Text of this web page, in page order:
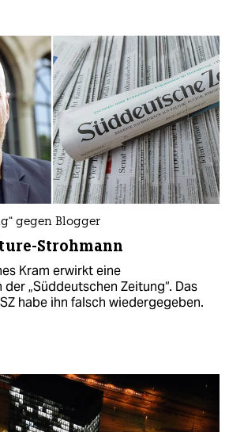
gegen Blogger
Strohmann
Kram erwirkt eine
„Süddeutschen Zeitung“. Das
habe ihn falsch wiedergegeben.